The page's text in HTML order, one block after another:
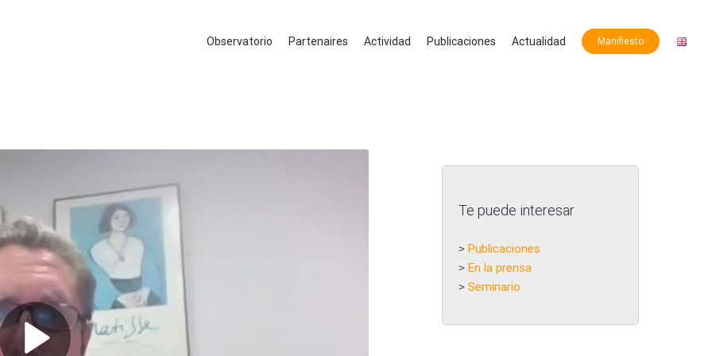
Observatorio Partenaires Actividad Publicaciones Actualidad Manifiesto
Te puede interesar
> Publicaciones
> En la prensa
> Seminario